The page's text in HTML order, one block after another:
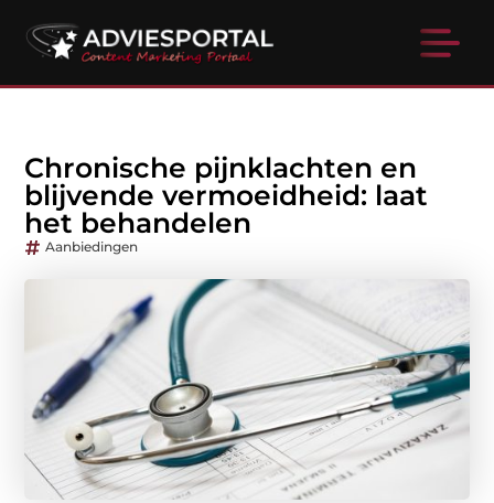
Chronische pijnklachten en
blijvende vermoeidheid: laat
het behandelen
Aanbiedingen